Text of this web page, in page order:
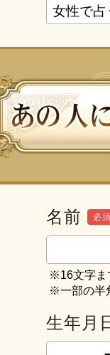
名前 必須
※16文字ま
※一部の半
生年月